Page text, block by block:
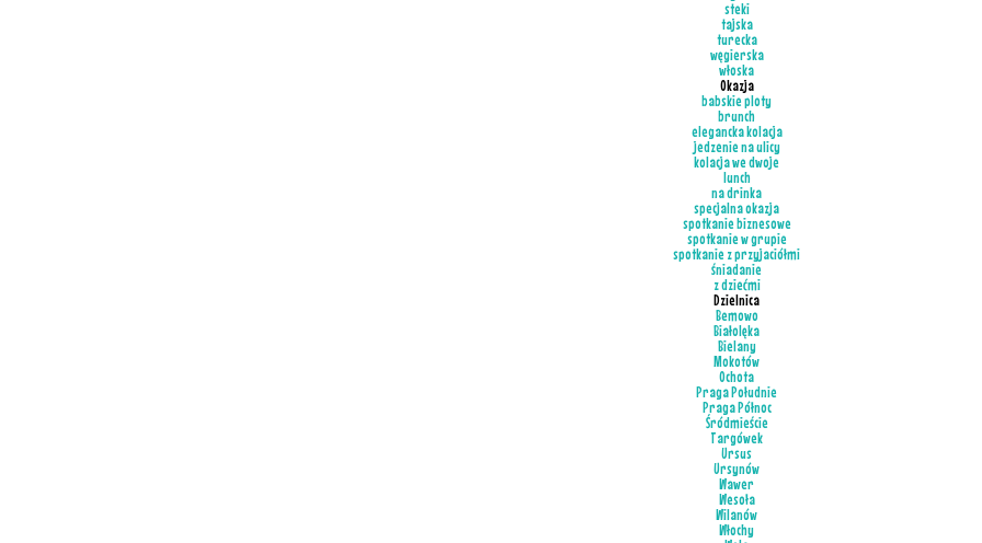
steki
tajska
turecka
węgierska
włoska
Okazja
babskie ploty
brunch
elegancka kolacja
jedzenie na ulicy
kolacja we dwoje
lunch
na drinka
specjalna okazja
spotkanie biznesowe
spotkanie w grupie
spotkanie z przyjaciółmi
śniadanie
z dziećmi
Dzielnica
Bemowo
Białolęka
Bielany
Mokotów
Ochota
Praga Południe
Praga Północ
Śródmieście
Targówek
Ursus
Ursynów
Wawer
Wesoła
Wilanów
Włochy